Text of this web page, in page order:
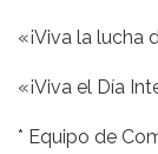
«¡Viva la lucha
«¡Viva el Día
* Equipo de